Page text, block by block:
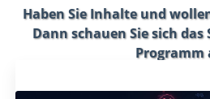
Haben Sie Inhalte und
Dann schauen Sie sich das
Programm